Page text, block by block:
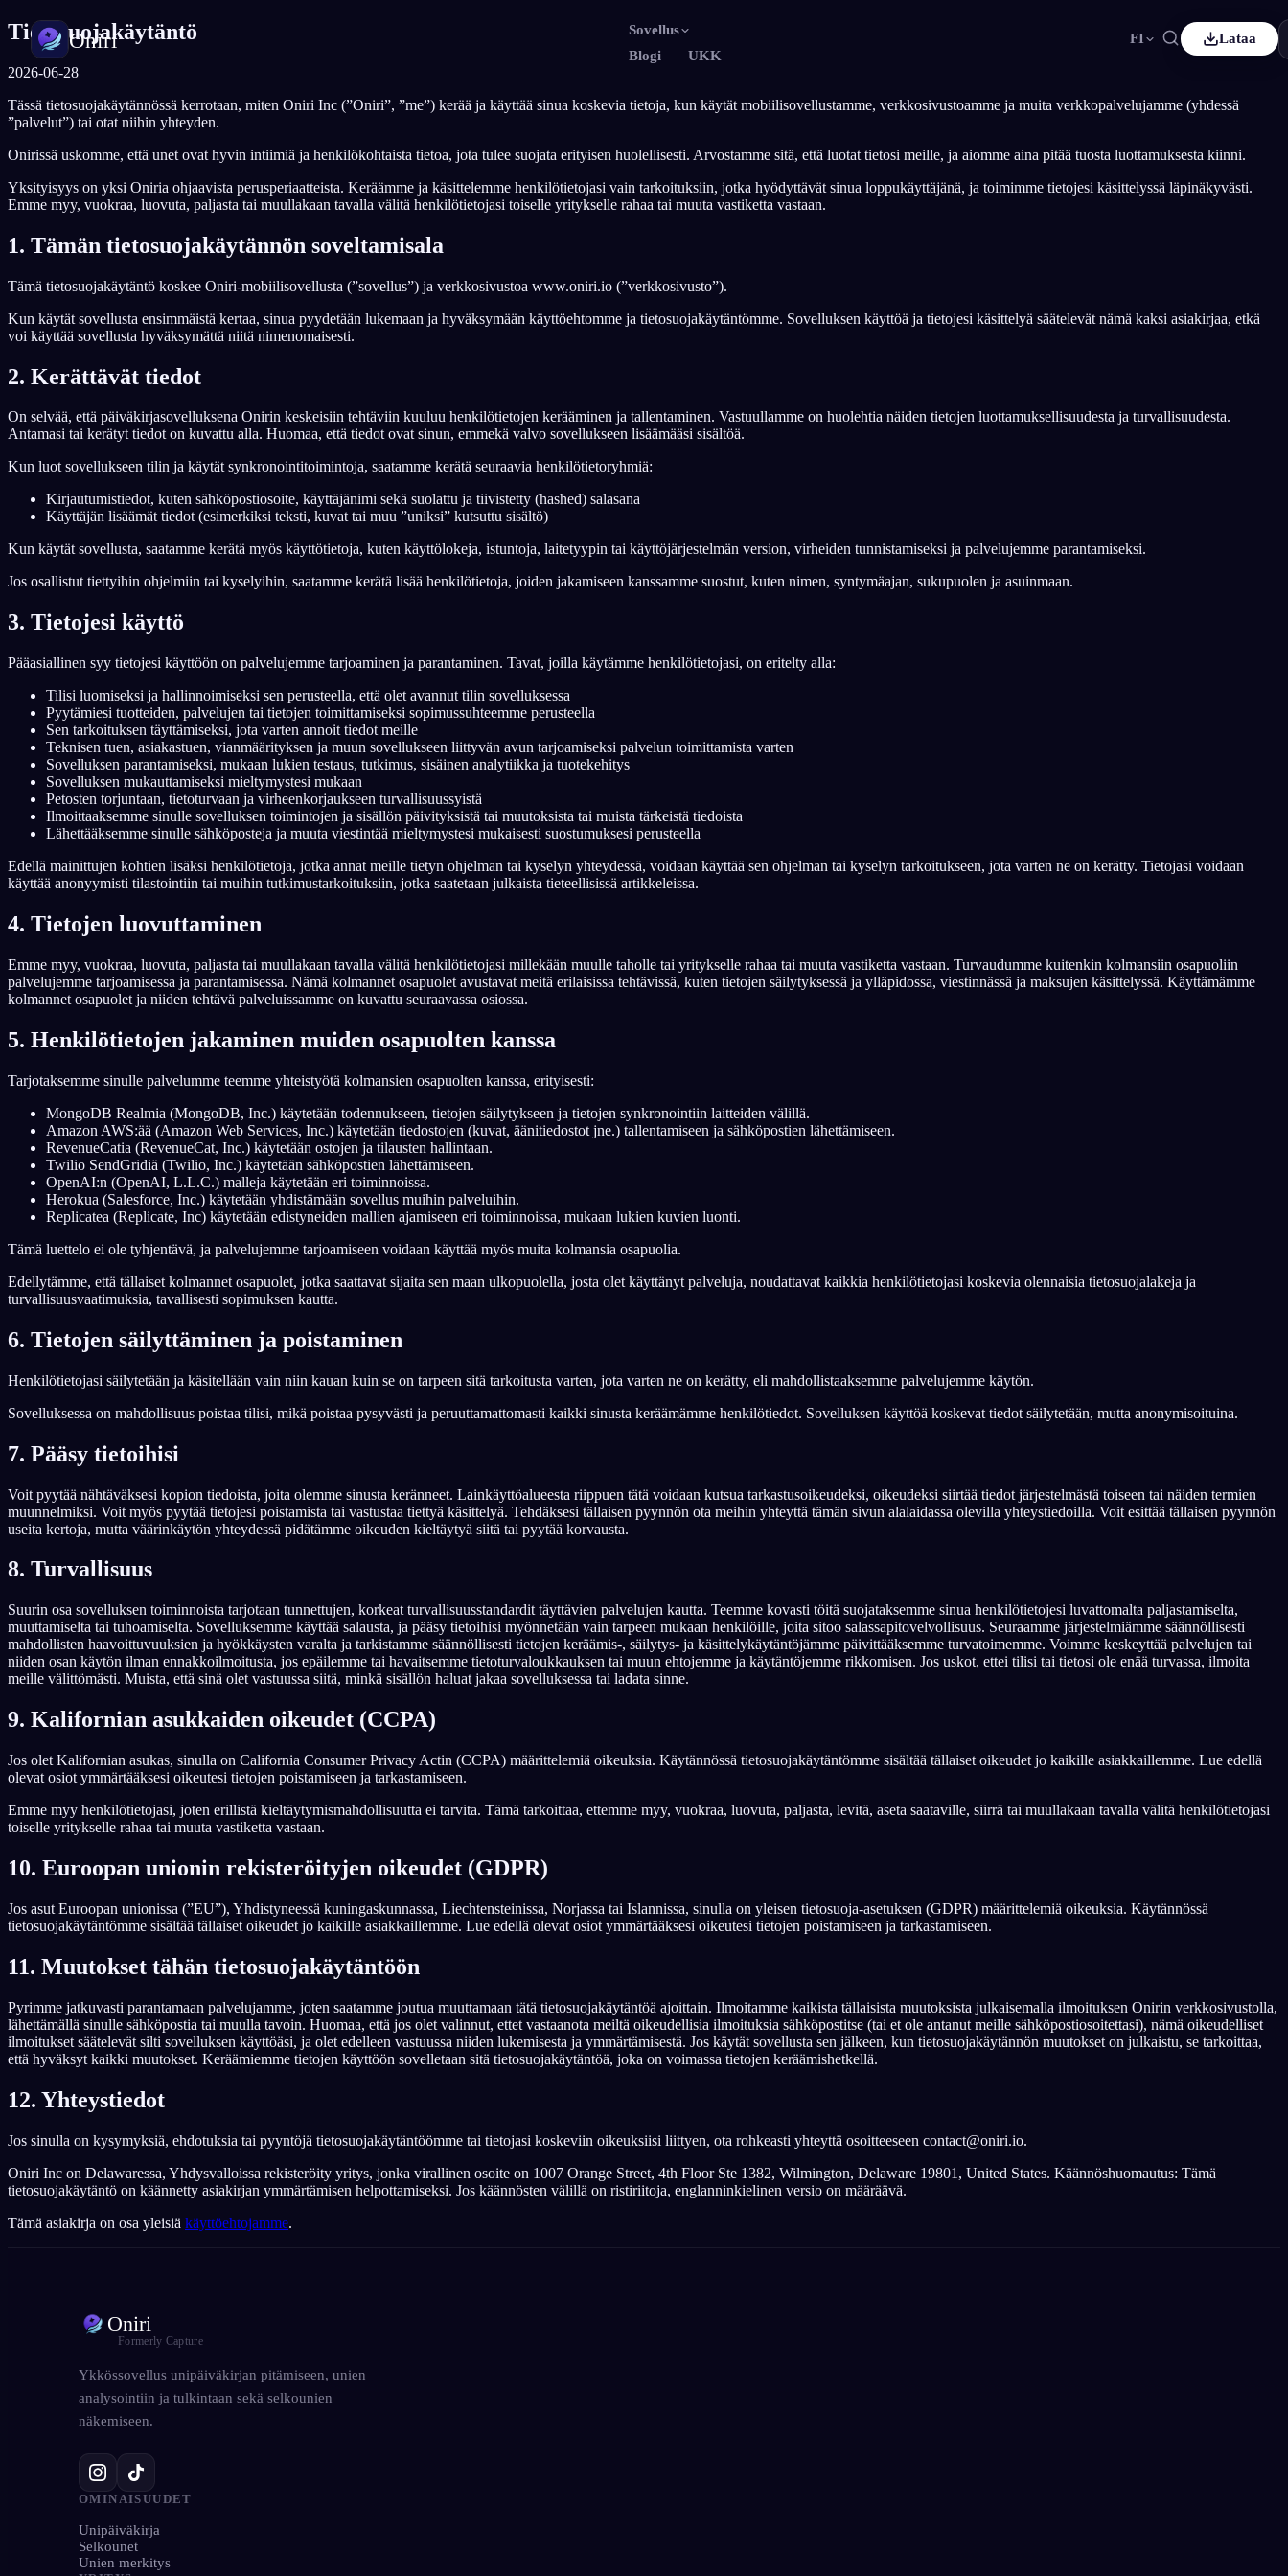
Oniri
Sovellus
Blogi
UKK
FI
EN English FR ES Español
Italiano
JA 日本語
Lataa
Unipäiväkirja
Tallenna unesi yksityiskohtaisesti
Ota unesi haltuun
Unien merkitys
Selvitä, mitä unesi tarkoittavat
FI
PT Português DE Deutsch CS Čeština
RU Русский TR Türkçe
PL Polski
Tietosuojakäytäntö
2026-06-28
Tässä tietosuojakäytännössä kerrotaan, miten Oniri Inc (”Oniri”, ”me”) kerää ja käyttää sinua koskevia tietoja, kun käytät mobiilisovellustamme, verkkosivustoamme ja muita verkkopalvelujamme (yhdessä
”palvelut”) tai otat niihin yhteyden.
Onirissä uskomme, että unet ovat hyvin intiimiä ja henkilökohtaista tietoa, jota tulee suojata erityisen huolellisesti. Arvostamme sitä, että luotat tietosi meille, ja aiomme aina pitää tuosta luottamuksesta kiinni.
Yksityisyys on yksi Oniria ohjaavista perusperiaatteista. Keräämme ja käsittelemme henkilötietojasi vain tarkoituksiin, jotka hyödyttävät sinua loppukäyttäjänä, ja toimimme tietojesi käsittelyssä läpinäkyvästi.
Emme myy, vuokraa, luovuta, paljasta tai muullakaan tavalla välitä henkilötietojasi toiselle yritykselle rahaa tai muuta vastiketta vastaan.
1. Tämän tietosuojakäytännön soveltamisala
Tämä tietosuojakäytäntö koskee Oniri-mobiilisovellusta (”sovellus”) ja verkkosivustoa www.oniri.io (”verkkosivusto”).
Kun käytät sovellusta ensimmäistä kertaa, sinua pyydetään lukemaan ja hyväksymään käyttöehtomme ja tietosuojakäytäntömme. Sovelluksen käyttöä ja tietojesi käsittelyä säätelevät nämä kaksi asiakirjaa, etkä
voi käyttää sovellusta hyväksymättä niitä nimenomaisesti.
2. Kerättävät tiedot
On selvää, että päiväkirjasovelluksena Onirin keskeisiin tehtäviin kuuluu henkilötietojen kerääminen ja tallentaminen. Vastuullamme on huolehtia näiden tietojen luottamuksellisuudesta ja turvallisuudesta.
Antamasi tai kerätyt tiedot on kuvattu alla. Huomaa, että tiedot ovat sinun, emmekä valvo sovellukseen lisäämääsi sisältöä.
Kun luot sovellukseen tilin ja käytät synkronointitoimintoja, saatamme kerätä seuraavia henkilötietoryhmiä:
Kirjautumistiedot, kuten sähköpostiosoite, käyttäjänimi sekä suolattu ja tiivistetty (hashed) salasana
Käyttäjän lisäämät tiedot (esimerkiksi teksti, kuvat tai muu ”uniksi” kutsuttu sisältö)
Kun käytät sovellusta, saatamme kerätä myös käyttötietoja, kuten käyttölokeja, istuntoja, laitetyypin tai käyttöjärjestelmän version, virheiden tunnistamiseksi ja palvelujemme parantamiseksi.
Jos osallistut tiettyihin ohjelmiin tai kyselyihin, saatamme kerätä lisää henkilötietoja, joiden jakamiseen kanssamme suostut, kuten nimen, syntymäajan, sukupuolen ja asuinmaan.
3. Tietojesi käyttö
Pääasiallinen syy tietojesi käyttöön on palvelujemme tarjoaminen ja parantaminen. Tavat, joilla käytämme henkilötietojasi, on eritelty alla:
Tilisi luomiseksi ja hallinnoimiseksi sen perusteella, että olet avannut tilin sovelluksessa
Pyytämiesi tuotteiden, palvelujen tai tietojen toimittamiseksi sopimussuhteemme perusteella
Sen tarkoituksen täyttämiseksi, jota varten annoit tiedot meille
Teknisen tuen, asiakastuen, vianmäärityksen ja muun sovellukseen liittyvän avun tarjoamiseksi palvelun toimittamista varten
Sovelluksen parantamiseksi, mukaan lukien testaus, tutkimus, sisäinen analytiikka ja tuotekehitys
Sovelluksen mukauttamiseksi mieltymystesi mukaan
Petosten torjuntaan, tietoturvaan ja virheenkorjaukseen turvallisuussyistä
Ilmoittaaksemme sinulle sovelluksen toimintojen ja sisällön päivityksistä tai muutoksista tai muista tärkeistä tiedoista
Lähettääksemme sinulle sähköposteja ja muuta viestintää mieltymystesi mukaisesti suostumuksesi perusteella
Edellä mainittujen kohtien lisäksi henkilötietoja, jotka annat meille tietyn ohjelman tai kyselyn yhteydessä, voidaan käyttää sen ohjelman tai kyselyn tarkoitukseen, jota varten ne on kerätty. Tietojasi voidaan
käyttää anonyymisti tilastointiin tai muihin tutkimustarkoituksiin, jotka saatetaan julkaista tieteellisissä artikkeleissa.
4. Tietojen luovuttaminen
Emme myy, vuokraa, luovuta, paljasta tai muullakaan tavalla välitä henkilötietojasi millekään muulle taholle tai yritykselle rahaa tai muuta vastiketta vastaan. Turvaudumme kuitenkin kolmansiin osapuoliin
palvelujemme tarjoamisessa ja parantamisessa. Nämä kolmannet osapuolet avustavat meitä erilaisissa tehtävissä, kuten tietojen säilytyksessä ja ylläpidossa, viestinnässä ja maksujen käsittelyssä. Käyttämämme
kolmannet osapuolet ja niiden tehtävä palveluissamme on kuvattu seuraavassa osiossa.
5. Henkilötietojen jakaminen muiden osapuolten kanssa
Tarjotaksemme sinulle palvelumme teemme yhteistyötä kolmansien osapuolten kanssa, erityisesti:
MongoDB Realmia (MongoDB, Inc.) käytetään todennukseen, tietojen säilytykseen ja tietojen synkronointiin laitteiden välillä.
Amazon AWS:ää (Amazon Web Services, Inc.) käytetään tiedostojen (kuvat, äänitiedostot jne.) tallentamiseen ja sähköpostien lähettämiseen.
RevenueCatia (RevenueCat, Inc.) käytetään ostojen ja tilausten hallintaan.
Twilio SendGridiä (Twilio, Inc.) käytetään sähköpostien lähettämiseen.
OpenAI:n (OpenAI, L.L.C.) malleja käytetään eri toiminnoissa.
Herokua (Salesforce, Inc.) käytetään yhdistämään sovellus muihin palveluihin.
Replicatea (Replicate, Inc) käytetään edistyneiden mallien ajamiseen eri toiminnoissa, mukaan lukien kuvien luonti.
Tämä luettelo ei ole tyhjentävä, ja palvelujemme tarjoamiseen voidaan käyttää myös muita kolmansia osapuolia.
Edellytämme, että tällaiset kolmannet osapuolet, jotka saattavat sijaita sen maan ulkopuolella, josta olet käyttänyt palveluja, noudattavat kaikkia henkilötietojasi koskevia olennaisia tietosuojalakeja ja
turvallisuusvaatimuksia, tavallisesti sopimuksen kautta.
6. Tietojen säilyttäminen ja poistaminen
Henkilötietojasi säilytetään ja käsitellään vain niin kauan kuin se on tarpeen sitä tarkoitusta varten, jota varten ne on kerätty, eli mahdollistaaksemme palvelujemme käytön.
Sovelluksessa on mahdollisuus poistaa tilisi, mikä poistaa pysyvästi ja peruuttamattomasti kaikki sinusta keräämämme henkilötiedot. Sovelluksen käyttöä koskevat tiedot säilytetään, mutta anonymisoituina.
7. Pääsy tietoihisi
Voit pyytää nähtäväksesi kopion tiedoista, joita olemme sinusta keränneet. Lainkäyttöalueesta riippuen tätä voidaan kutsua tarkastusoikeudeksi, oikeudeksi siirtää tiedot järjestelmästä toiseen tai näiden termien
muunnelmiksi. Voit myös pyytää tietojesi poistamista tai vastustaa tiettyä käsittelyä. Tehdäksesi tällaisen pyynnön ota meihin yhteyttä tämän sivun alalaidassa olevilla yhteystiedoilla. Voit esittää tällaisen pyynnön
useita kertoja, mutta väärinkäytön yhteydessä pidätämme oikeuden kieltäytyä siitä tai pyytää korvausta.
8. Turvallisuus
Suurin osa sovelluksen toiminnoista tarjotaan tunnettujen, korkeat turvallisuusstandardit täyttävien palvelujen kautta. Teemme kovasti töitä suojataksemme sinua henkilötietojesi luvattomalta paljastamiselta,
muuttamiselta tai tuhoamiselta. Sovelluksemme käyttää salausta, ja pääsy tietoihisi myönnetään vain tarpeen mukaan henkilöille, joita sitoo salassapitovelvollisuus. Seuraamme järjestelmiämme säännöllisesti
mahdollisten haavoittuvuuksien ja hyökkäysten varalta ja tarkistamme säännöllisesti tietojen keräämis-, säilytys- ja käsittelykäytäntöjämme päivittääksemme turvatoimemme. Voimme keskeyttää palvelujen tai
niiden osan käytön ilman ennakkoilmoitusta, jos epäilemme tai havaitsemme tietoturvaloukkauksen tai muun ehtojemme ja käytäntöjemme rikkomisen. Jos uskot, ettei tilisi tai tietosi ole enää turvassa, ilmoita
meille välittömästi. Muista, että sinä olet vastuussa siitä, minkä sisällön haluat jakaa sovelluksessa tai ladata sinne.
9. Kalifornian asukkaiden oikeudet (CCPA)
Jos olet Kalifornian asukas, sinulla on California Consumer Privacy Actin (CCPA) määrittelemiä oikeuksia. Käytännössä tietosuojakäytäntömme sisältää tällaiset oikeudet jo kaikille asiakkaillemme. Lue edellä
olevat osiot ymmärtääksesi oikeutesi tietojen poistamiseen ja tarkastamiseen.
Emme myy henkilötietojasi, joten erillistä kieltäytymismahdollisuutta ei tarvita. Tämä tarkoittaa, ettemme myy, vuokraa, luovuta, paljasta, levitä, aseta saataville, siirrä tai muullakaan tavalla välitä henkilötietojasi
toiselle yritykselle rahaa tai muuta vastiketta vastaan.
10. Euroopan unionin rekisteröityjen oikeudet (GDPR)
Jos asut Euroopan unionissa (”EU”), Yhdistyneessä kuningaskunnassa, Liechtensteinissa, Norjassa tai Islannissa, sinulla on yleisen tietosuoja-asetuksen (GDPR) määrittelemiä oikeuksia. Käytännössä
tietosuojakäytäntömme sisältää tällaiset oikeudet jo kaikille asiakkaillemme. Lue edellä olevat osiot ymmärtääksesi oikeutesi tietojen poistamiseen ja tarkastamiseen.
11. Muutokset tähän tietosuojakäytäntöön
Pyrimme jatkuvasti parantamaan palvelujamme, joten saatamme joutua muuttamaan tätä tietosuojakäytäntöä ajoittain. Ilmoitamme kaikista tällaisista muutoksista julkaisemalla ilmoituksen Onirin verkkosivustolla,
lähettämällä sinulle sähköpostia tai muulla tavoin. Huomaa, että jos olet valinnut, ettet vastaanota meiltä oikeudellisia ilmoituksia sähköpostitse (tai et ole antanut meille sähköpostiosoitettasi), nämä oikeudelliset
ilmoitukset säätelevät silti sovelluksen käyttöäsi, ja olet edelleen vastuussa niiden lukemisesta ja ymmärtämisestä. Jos käytät sovellusta sen jälkeen, kun tietosuojakäytännön muutokset on julkaistu, se tarkoittaa,
että hyväksyt kaikki muutokset. Keräämiemme tietojen käyttöön sovelletaan sitä tietosuojakäytäntöä, joka on voimassa tietojen keräämishetkellä.
12. Yhteystiedot
Jos sinulla on kysymyksiä, ehdotuksia tai pyyntöjä tietosuojakäytäntöömme tai tietojasi koskeviin oikeuksiisi liittyen, ota rohkeasti yhteyttä osoitteeseen contact@oniri.io.
Oniri Inc on Delawaressa, Yhdysvalloissa rekisteröity yritys, jonka virallinen osoite on 1007 Orange Street, 4th Floor Ste 1382, Wilmington, Delaware 19801, United States. Käännöshuomautus: Tämä
tietosuojakäytäntö on käännetty asiakirjan ymmärtämisen helpottamiseksi. Jos käännösten välillä on ristiriitoja, englanninkielinen versio on määräävä.
Tämä asiakirja on osa yleisiä käyttöehtojamme.
Oniri
Formerly Capture
Ykkössovellus unipäiväkirjan pitämiseen, unien
analysointiin ja tulkintaan sekä selkounien
näkemiseen.
OMINAISUUDET
Unipäiväkirja
Selkounet
Unien merkitys